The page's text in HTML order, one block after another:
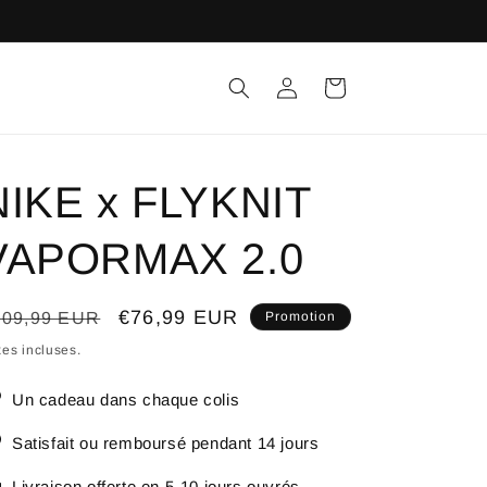
ConnexionPanier
x FLYKNIT
2.0
EUR
Prix
€76,99 EUR Promotion
incluses.
Un cadeau dans chaque colis
Satisfait ou remboursé pendant 14 jours